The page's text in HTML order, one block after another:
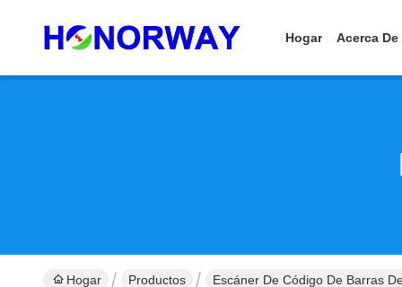
Hogar Acerca
Hogar Productos Escáner De Código De Barras